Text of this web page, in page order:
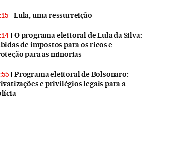
Lula, uma ressurreição
O programa eleitoral de Lula da Silva:
de impostos para os ricos e
para as minorias
Programa eleitoral de Bolsonaro:
e privilégios legais para a